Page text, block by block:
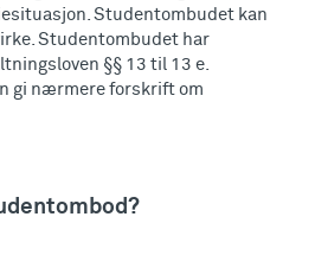
Studentombudet kan
Studentombudet har
§§ 13 til 13 e.
gi nærmere forskrift om